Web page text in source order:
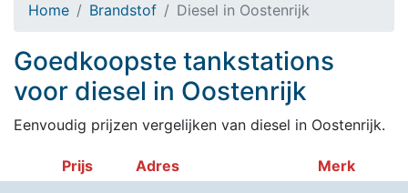
Home Brandstof Diesel in Oostenrijk
Goedkoopste tankstations
voor diesel in Oostenrijk
Eenvoudig prijzen vergelijken van diesel in Oostenrijk.
Prijs Adres Merk